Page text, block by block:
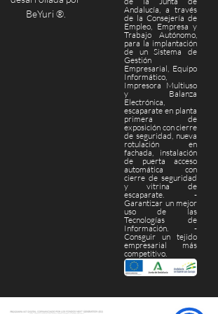
BeYuri ®.
Andalucía, a través
de la Consejería de
Empleo, Empresa y
Trabajo Autónomo,
para la implantación
de un Sistema de
Gestión
Empresarial, Equipo
Informático,
Impresora Multiuso
y Balanza
Electrónica,
escaparate en planta
primera de
exposición con cierre
de seguridad, nueva
rotulación en
fachada, instalación
de puerta acceso
automática con
cierre de seguridad
y vitrina de
escaparate. -
Garantizar un mejor
uso de las
Tecnologías de
Información. -
Consguir un tejido
empresarial más
competitivo.